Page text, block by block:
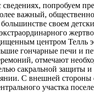
попробуем
важный,
своем
центром
гончарные печи и
отмечают
сакральной защиты и
С внешней
участка